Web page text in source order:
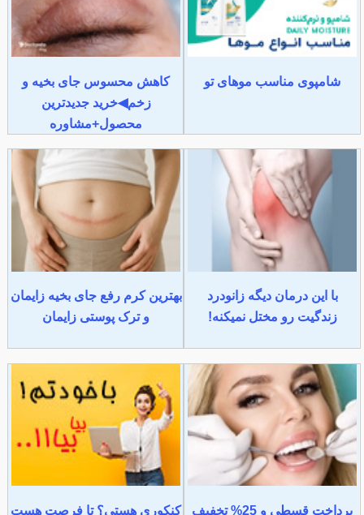
شامپوی مناسب موهای تو
کاهش محسوس جای بخیه و
زخم◀خرید جدیدترین
محصول+مشاوره
با این درمان دیگه زانودرد
زندگیت رو مختل نمیکنه!
بهترین کرم رفع جای بخیه زایمان
و ترک پوستی زایمان
پرداخت قسطی و 25% تخفیف کنکوری هستی؟ تا فرصت هست